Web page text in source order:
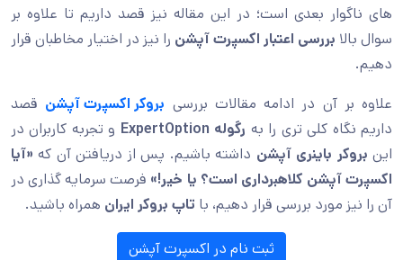
های ناگوار بعدی است؛ در این مقاله نیز قصد داریم تا علاوه بر
سوال بالا بررسی اعتبار اکسپرت آپشن را نیز در اختیار مخاطبان قرار
دهیم.
علاوه بر آن در ادامه مقالات بررسی بروکر اکسپرت آپشن قصد
داریم نگاه کلی تری را به رگوله ExpertOption و تجربه کاربران در
این بروکر باینری آپشن داشته باشیم. پس از دریافتن آن که «آیا
اکسپرت آپشن کلاهبرداری است؟ یا خیر!» فرصت سرمایه گذاری در
آن را نیز مورد بررسی قرار دهیم، با تاپ بروکر ایران همراه باشید.
ثبت نام در اکسپرت آپشن